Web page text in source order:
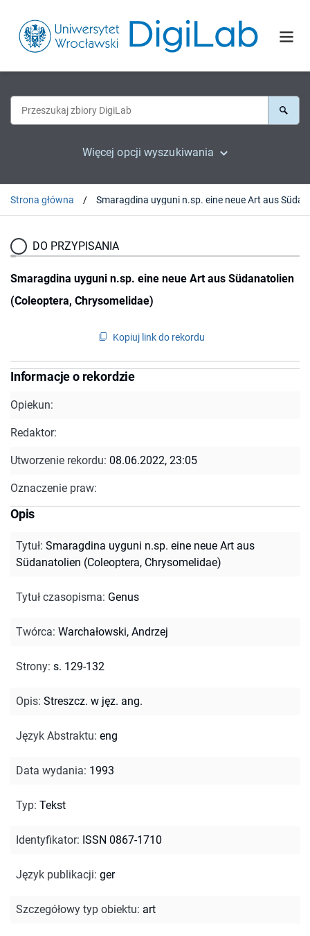
Więcej opcji wyszukiwania
Strona główna
DO PRZYPISANIA
Smaragdina uyguni n.sp. eine neue Art aus Südanatolien
(Coleoptera, Chrysomelidae)
Kopiuj link do rekordu
Informacje o rekordzie
Opiekun:
Redaktor:
Utworzenie rekordu: 08.06.2022, 23:05
Oznaczenie praw:
Opis
Tytuł: Smaragdina uyguni n.sp. eine neue Art aus
Südanatolien (Coleoptera, Chrysomelidae)
Tytuł czasopisma: Genus
Twórca: Warchałowski, Andrzej
Strony: s. 129-132
Opis: Streszcz. w jęz. ang.
Język Abstraktu: eng
Data wydania: 1993
Typ: Tekst
Identyfikator: ISSN 0867-1710
Język publikacji: ger
Szczegółowy typ obiektu: art